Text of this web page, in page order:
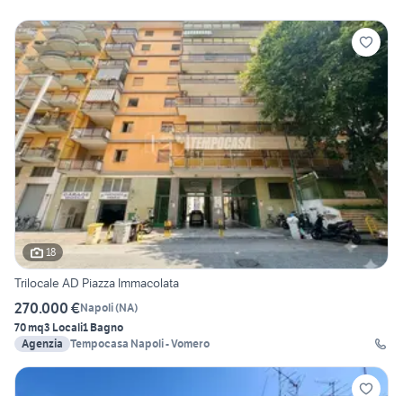
18
Trilocale AD Piazza Immacolata
270.000 €Napoli(NA)
70 mq3 Locali1 Bagno
Agenzia Tempocasa Napoli - Vomero